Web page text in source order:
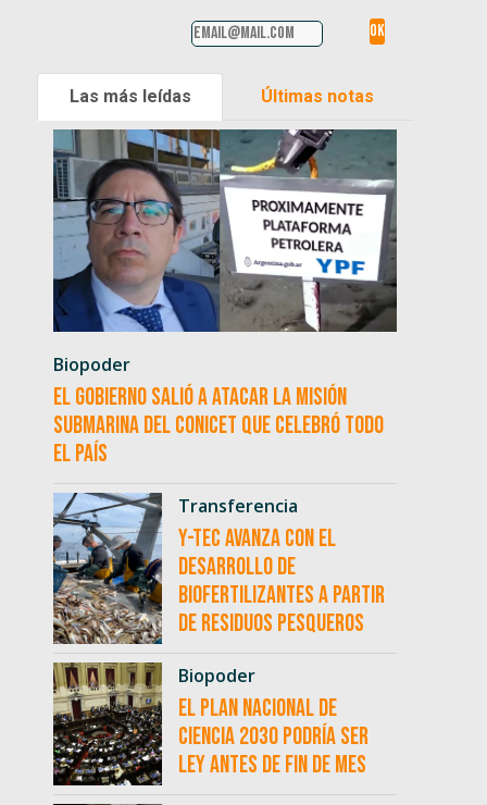
Las más leídas Últimas notas
Biopoder
El Gobierno salió a atacar la misión
submarina del CONICET que celebró todo
el país
Transferencia
Y-TEC avanza con el
desarrollo de
biofertilizantes a partir
de residuos pesqueros
Biopoder
El Plan Nacional de
Ciencia 2030 podría ser
ley antes de fin de mes